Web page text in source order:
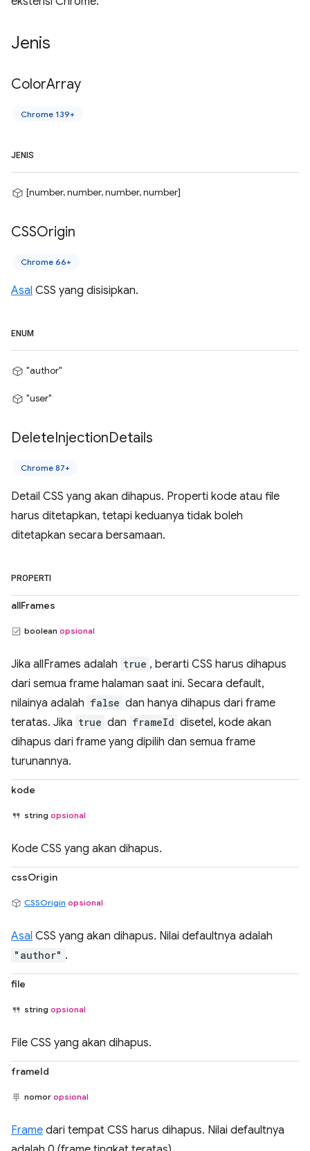
Jenis
ColorArray
Chrome 139+
JENIS
[number, number, number, number]
CSSOrigin
Chrome 66+
Asal CSS yang disisipkan.
ENUM
"author"
"user"
DeleteInjectionDetails
Chrome 87+
Detail CSS yang akan dihapus. Properti kode atau file
harus ditetapkan, tetapi keduanya tidak boleh
ditetapkan secara bersamaan.
PROPERTI
allFrames
boolean opsional
Jika allFrames adalah true , berarti CSS harus dihapus
dari semua frame halaman saat ini. Secara default,
nilainya adalah false dan hanya dihapus dari frame
teratas. Jika true dan frameId disetel, kode akan
dihapus dari frame yang dipilih dan semua frame
turunannya.
kode
string opsional
Kode CSS yang akan dihapus.
cssOrigin
CSSOrigin opsional
Asal CSS yang akan dihapus. Nilai defaultnya adalah
"author" .
file
string opsional
File CSS yang akan dihapus.
frameId
nomor opsional
Frame dari tempat CSS harus dihapus. Nilai defaultnya